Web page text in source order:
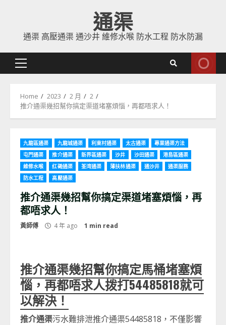
content
通渠
通渠 高壓通渠 通沙井 維修水喉 防水工程 防水防漏
Primary
Home 2023 2 月
2
推介通渠幾招幫你搞定渠道堵塞煩惱，再都唔求人！
九龍區通渠 九龍城通渠 利東村通渠 太古通渠
專業通渠方法
屯門通渠
推介通渠 新界區通渠 沙井 沙田通渠
港島區通渠
維修水喉
红磡通渠 荃湾通渠 薄扶林通渠 通沙井
通渠服務
防水工程
高壓通渠
推介通渠幾招幫你搞定渠道堵塞煩惱，再
都唔求人！
黃師傅 4 年 ago 1 min read
推介通渠幾招幫你搞定馬桶堵塞煩
惱，再都唔求人拨打54485818就可
以解決！
推介通渠污水難排泄推介通渠54485818，不僅影響